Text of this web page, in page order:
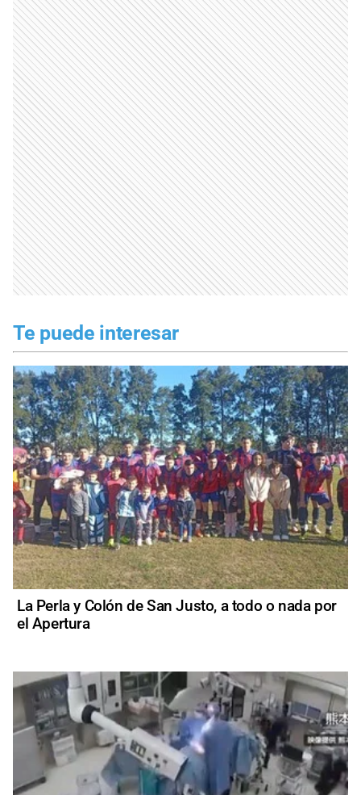
Te puede interesar
La Perla y Colón de San Justo, a todo o nada por
el Apertura